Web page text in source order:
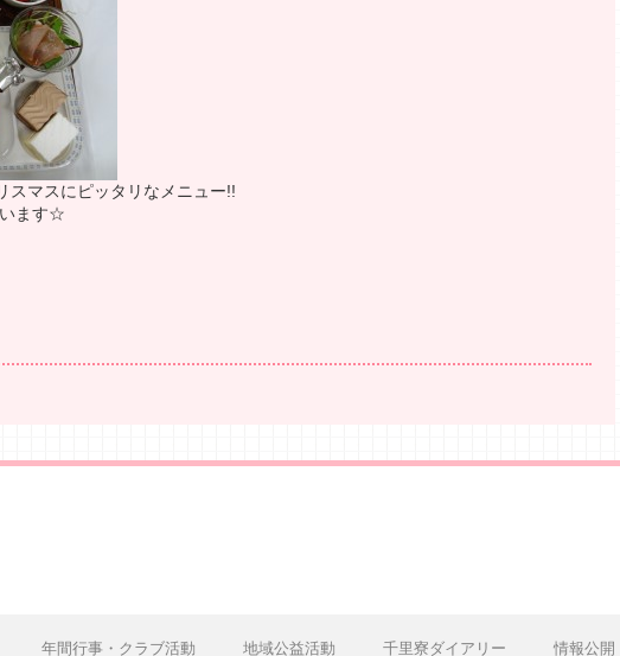
スマスにピッタリなメニュー!!
います☆
年間行事・クラブ活動 地域公益活動 千里寮ダイアリー 情報公開